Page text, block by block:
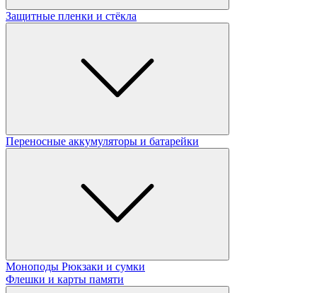
Защитные пленки и стёкла
Переносные аккумуляторы и батарейки
Моноподы Рюкзаки и сумки
Флешки и карты памяти